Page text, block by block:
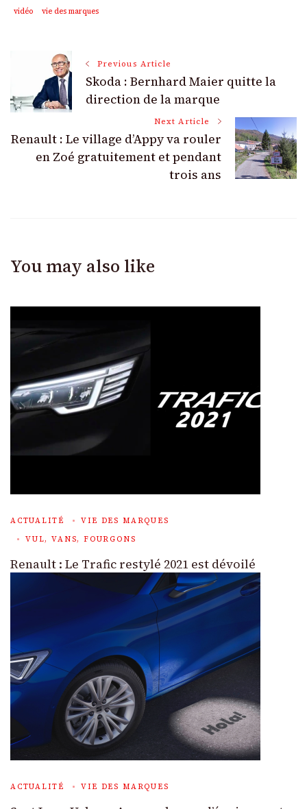
vidéo
vie des marques
Post
Navigation
Previous Article
Skoda : Bernhard Maier quitte la
direction de la marque
Next Article
Renault : Le village d’Appy va rouler
en Zoé gratuitement et pendant
trois ans
You may also like
ACTUALITÉ
VIE DES MARQUES
VUL, VANS, FOURGONS
Renault : Le Trafic restylé 2021 est dévoilé
ACTUALITÉ VIE DES MARQUES